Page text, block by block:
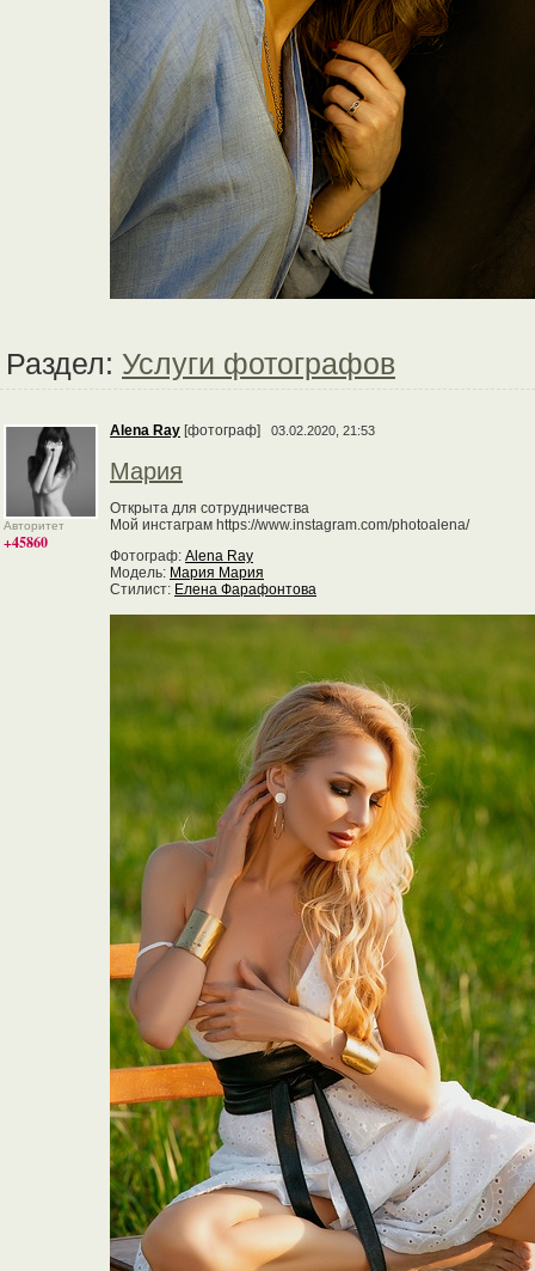
Раздел: Услуги фотографов
Авторитет
+45860
Alena Ray [фотограф] 03.02.2020, 21:53
Мария
Открыта для сотрудничества
Мой инстаграм https://www.instagram.com/photoalena/
Фотограф: Alena Ray
Модель: Мария Мария
Стилист: Елена Фарафонтова